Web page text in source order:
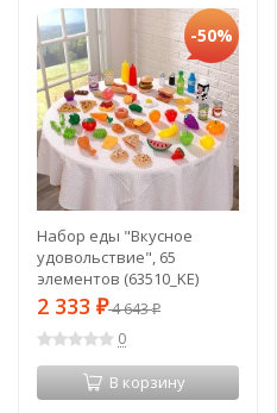
-50%
Набор еды "Вкусное
удовольствие", 65
элементов (63510_KE)
2 333 ₽4 643₽
0
В корзину